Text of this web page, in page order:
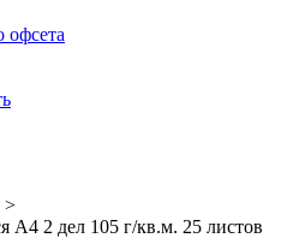
офсета
>
А4 2 дел 105 г/кв.м. 25 листов